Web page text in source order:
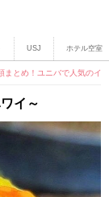
USJ ホテル空室
まとめ！ユニバで人気のイ
イ～